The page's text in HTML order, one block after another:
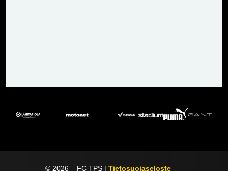
©2026 – FC TPS |Tietosuojaseloste